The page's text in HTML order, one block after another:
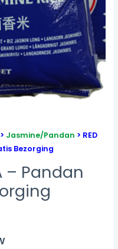
> Jasmine/Pandan > RED
Bezorging
– Pandan